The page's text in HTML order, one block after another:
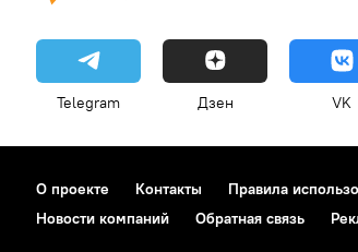
Telegram Дзен VK
О проекте Контакты Правила
Новости компаний
Обратная связь